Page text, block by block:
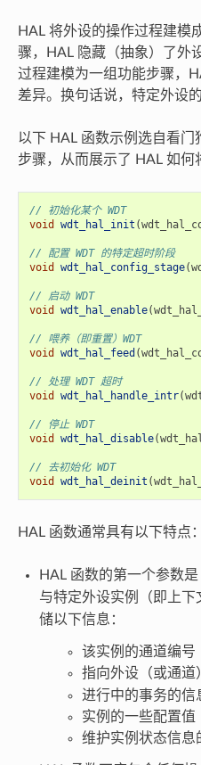
HAL 将外设的操作过程建模
骤，HAL 隐藏（抽象）了外
过程建模为一组功能步骤，
差异。换句话说，特定外设
以下 HAL 函数示例选自看
步骤，从而展示了 HAL 如何
// 初始化某个 WDT
void
wdt_hal_init (
// 配置 WDT 的特定超时阶段
void
wdt_hal_config_stage(
// 启动 WDT
void
wdt_hal_enable(
// 喂养（即重置）WDT
void
wdt_hal_feed (
// 处理 WDT 超时
void
wdt_hal_handle_intr(
// 停止 WDT
void
wdt_hal_disable(
// 去初始化 WDT
void
wdt_hal_deinit (
HAL 函数通常具有以下特点：
HAL 函数的第一个参数是
与特定外设实例（即上
储以下信息：
该实例的通道编号
指向外设（或通道
进行中的事务的信
实例的一些配置值
维护实例状态信息